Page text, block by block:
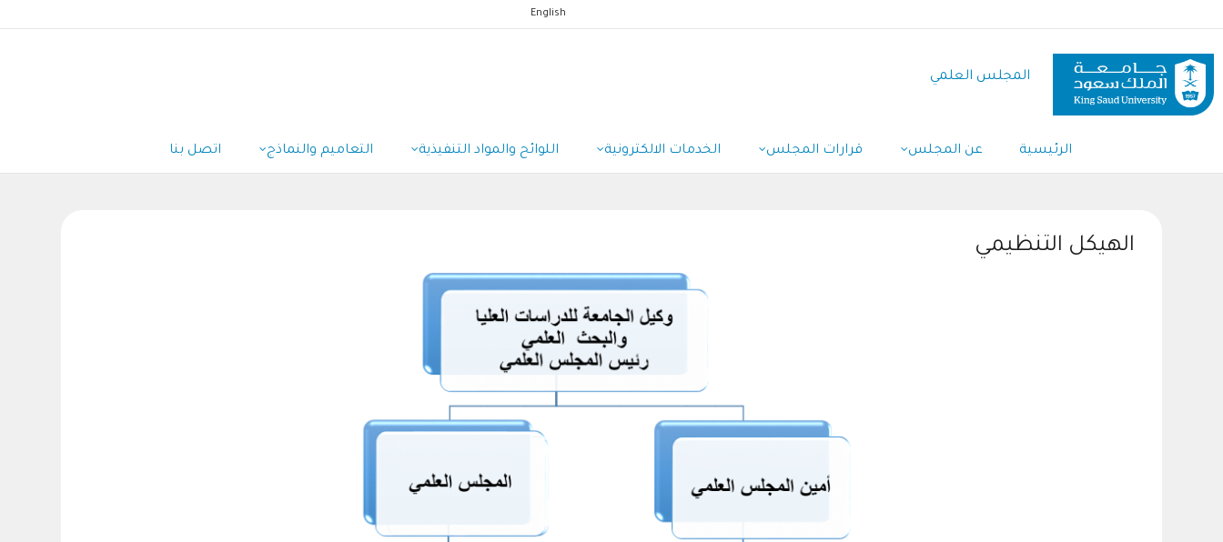
المحتوى
الرئيسي
English
المجلس العلمي
Navigation
الرئيسية عن المجلس قرارات المجلس الخدمات الالكترونية اللوائح والمواد التنفيذية التعاميم والنماذج اتصل بنا
الهيكل التنظيمي